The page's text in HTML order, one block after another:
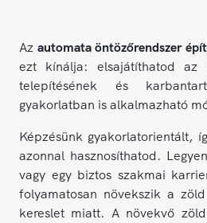
Az automata öntözőrendszer
ezt kínálja: elsajátíthatod az
telepítésének és
gyakorlatban is alkalmazható
Képzésünk gyakorlatorientált,
azonnal hasznosíthatod.
vagy egy biztos szakmai
folyamatosan növekszik a
kereslet miatt. A növekvő